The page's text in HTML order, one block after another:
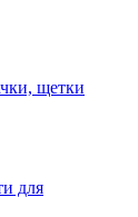
щетки
для